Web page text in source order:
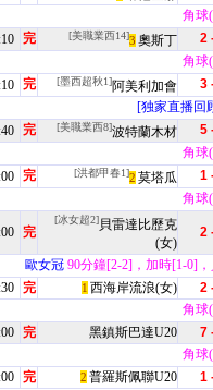
角球
完 [美職業西14]3 奧斯丁
2
角球
完 [墨西超秋1]阿美利加會
3
[独家直播回
完 [美職業西8]波特蘭木材
5
角球
完 [洪都甲春1]2 莫塔瓜
1
角球
完
[冰女超2]貝雷達比歷克
(女)
2
歐女冠 90分鐘[2-2]，加時[1-0]
完 1 西海岸流浪(女)
2
角球
完 黑鎮斯巴達U20
7
角球
完 2 普羅斯佩聯U20
1